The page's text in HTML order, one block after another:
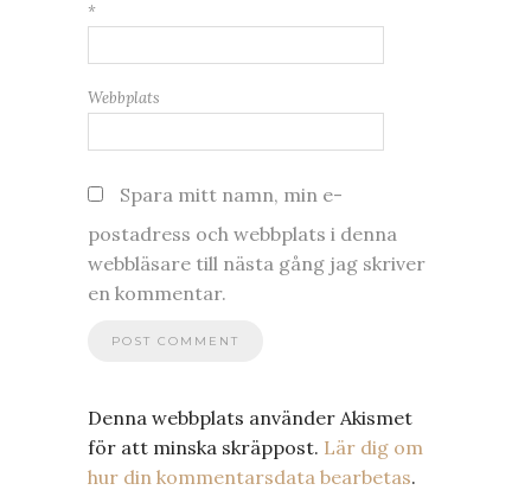
*
Webbplats
Spara mitt namn, min e-
postadress och webbplats i denna
webbläsare till nästa gång jag skriver
en kommentar.
Denna webbplats använder Akismet
för att minska skräppost. Lär dig om
hur din kommentarsdata bearbetas.